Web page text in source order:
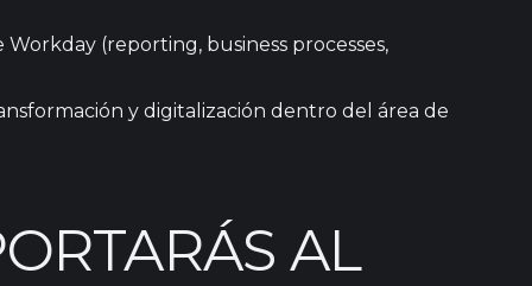
(reporting, business processes,
y digitalización dentro del área de
AL